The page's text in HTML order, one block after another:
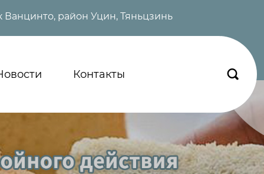
район Уцин, Тяньцзинь
Контакты 